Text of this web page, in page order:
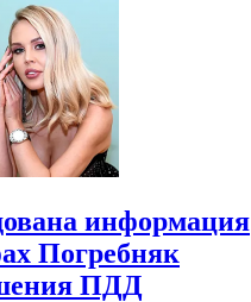
информация
Погребняк
ПДД